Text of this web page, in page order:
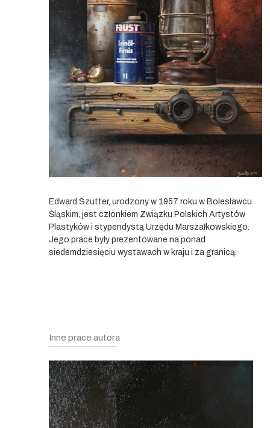
Edward Szutter, urodzony w 1957 roku w Bolesławcu
Śląskim, jest członkiem Związku Polskich Artystów
Plastyków i stypendystą Urzędu Marszałkowskiego.
Jego prace były prezentowane na ponad
siedemdziesięciu wystawach w kraju i za granicą.
Inne prace autora